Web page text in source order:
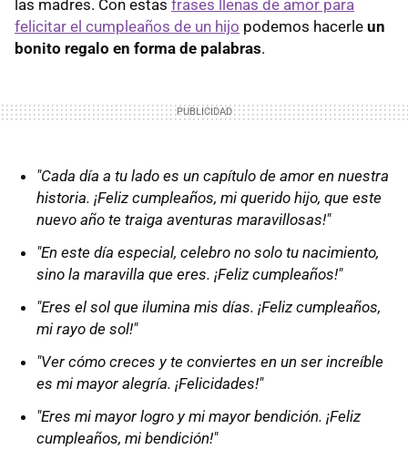
las madres. Con estas frases llenas de amor para
felicitar el cumpleaños de un hijo podemos hacerle un
bonito regalo en forma de palabras.
"Cada día a tu lado es un capítulo de amor en nuestra
historia. ¡Feliz cumpleaños, mi querido hijo, que este
nuevo año te traiga aventuras maravillosas!"
"En este día especial, celebro no solo tu nacimiento,
sino la maravilla que eres. ¡Feliz cumpleaños!"
"Eres el sol que ilumina mis días. ¡Feliz cumpleaños,
mi rayo de sol!"
"Ver cómo creces y te conviertes en un ser increíble
es mi mayor alegría. ¡Felicidades!"
"Eres mi mayor logro y mi mayor bendición. ¡Feliz
cumpleaños, mi bendición!"